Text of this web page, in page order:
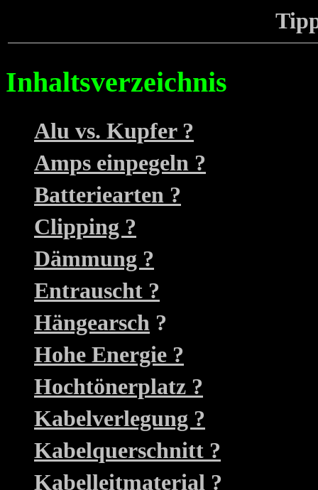
Inhaltsverzeichnis
Alu vs. Kupfer ?
Amps einpegeln ?
Batteriearten ?
Clipping ?
Dämmung ?
Entrauscht ?
Hängearsch ?
Hohe Energie ?
Hochtönerplatz ?
Kabelverlegung ?
Kabelquerschnitt ?
Kabelleitmaterial ?